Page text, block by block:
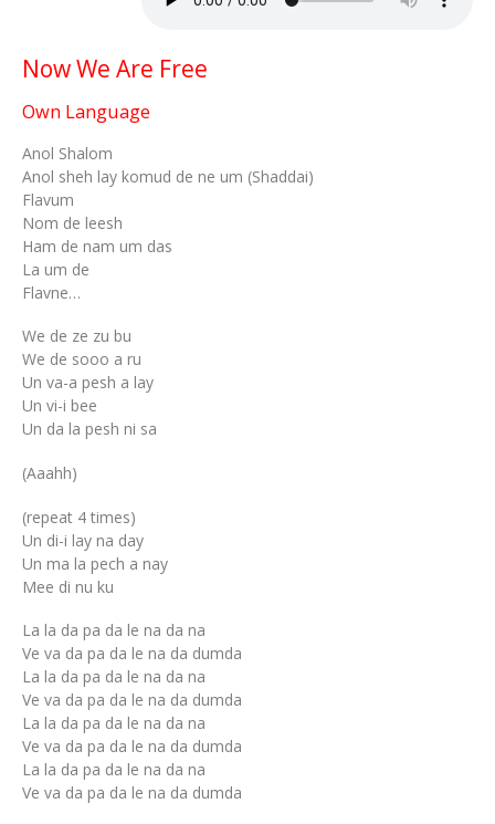
Now We Are Free
Own Language
Anol Shalom
Anol sheh lay komud de ne um (Shaddai)
Flavum
Nom de leesh
Ham de nam um das
La um de
Flavne…
We de ze zu bu
We de sooo a ru
Un va-a pesh a lay
Un vi-i bee
Un da la pesh ni sa
(Aaahh)
(repeat 4 times)
Un di-i lay na day
Un ma la pech a nay
Mee di nu ku
La la da pa da le na da na
Ve va da pa da le na da dumda
La la da pa da le na da na
Ve va da pa da le na da dumda
La la da pa da le na da na
Ve va da pa da le na da dumda
La la da pa da le na da na
Ve va da pa da le na da dumda